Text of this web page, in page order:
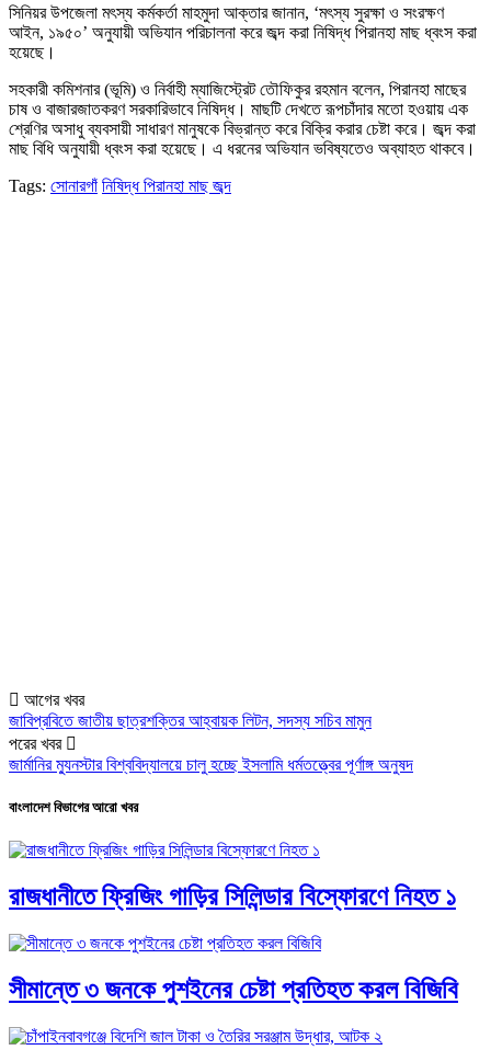
সিনিয়র উপজেলা মৎস্য কর্মকর্তা মাহমুদা আক্তার জানান, ‘মৎস্য সুরক্ষা ও সংরক্ষণ
আইন, ১৯৫০’ অনুযায়ী অভিযান পরিচালনা করে জব্দ করা নিষিদ্ধ পিরানহা মাছ ধ্বংস করা
হয়েছে।
সহকারী কমিশনার (ভূমি) ও নির্বাহী ম্যাজিস্ট্রেট তৌফিকুর রহমান বলেন, পিরানহা মাছের
চাষ ও বাজারজাতকরণ সরকারিভাবে নিষিদ্ধ। মাছটি দেখতে রূপচাঁদার মতো হওয়ায় এক
শ্রেণির অসাধু ব্যবসায়ী সাধারণ মানুষকে বিভ্রান্ত করে বিক্রি করার চেষ্টা করে। জব্দ করা
মাছ বিধি অনুযায়ী ধ্বংস করা হয়েছে। এ ধরনের অভিযান ভবিষ্যতেও অব্যাহত থাকবে।
Tags: সোনারগাঁ নিষিদ্ধ পিরানহা মাছ জব্দ
আগের খবর
জাবিপ্রবিতে জাতীয় ছাত্রশক্তির আহ্বায়ক লিটন, সদস্য সচিব মামুন
পরের খবর
জার্মানির ম্যুনস্টার বিশ্ববিদ্যালয়ে চালু হচ্ছে ইসলামি ধর্মতত্ত্বের পূর্ণাঙ্গ অনুষদ
বাংলাদেশ বিভাগের আরো খবর
রাজধানীতে ফ্রিজিং গাড়ির সিলিন্ডার বিস্ফোরণে নিহত ১
সীমান্তে ৩ জনকে পুশইনের চেষ্টা প্রতিহত করল বিজিবি